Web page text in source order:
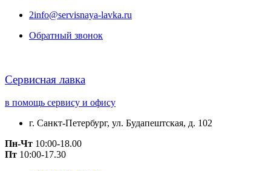
2info@servisnaya-lavka.ru
Обратный звонок
Сервисная лавка
в помощь сервису и офису
г. Санкт-Петербург, ул. Будапештская, д. 102
Пн-Чт 10:00-18.00
Пт 10:00-17.30